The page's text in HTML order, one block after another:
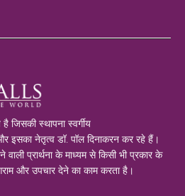
जिसकी स्थापना स्वर्गीय
इसका नेतृत्व डॉ. पॉल दिनाकरन कर रहे हैं।
प्रार्थना के माध्यम से किसी भी प्रकार के
और उपचार देने का काम करता है।